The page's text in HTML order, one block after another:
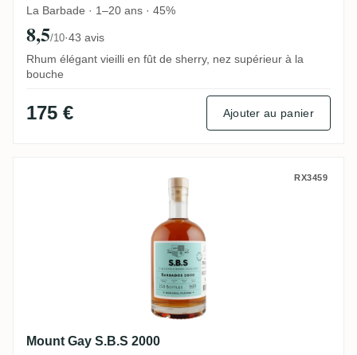
La Barbade · 1–20 ans · 45%
8,5/10·43 avis
Rhum élégant vieilli en fût de sherry, nez supérieur à la
bouche
175 € Ajouter au panier
Mount Gay S.B.S 2000 RX3459
Mount Gay S.B.S 2000